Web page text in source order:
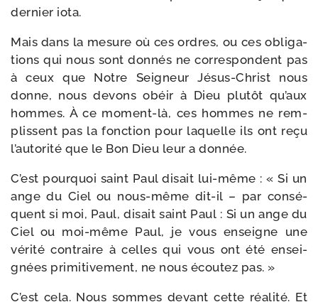
der­nier iota.
Mais dans la mesure où ces ordres, ou ces obli­ga­
tions qui nous sont don­nés ne cor­res­pondent pas
à ceux que Notre Seigneur Jésus-​Christ nous
donne, nous devons obéir à Dieu plu­tôt qu’aux
hommes. À ce moment-​là, ces hommes ne rem­
plissent pas la fonc­tion pour laquelle ils ont reçu
l’autorité que le Bon Dieu leur a donnée.
C’est pour­quoi saint Paul disait lui-​même : « Si un
ange du Ciel ou nous-​même dit-​il – par consé­
quent si moi, Paul, disait saint Paul : Si un ange du
Ciel ou moi-​même Paul, je vous enseigne une
véri­té contraire à celles qui vous ont été ensei­
gnées pri­mi­ti­ve­ment, ne nous écou­tez pas. »
C’est cela. Nous sommes devant cette réa­li­té. Et